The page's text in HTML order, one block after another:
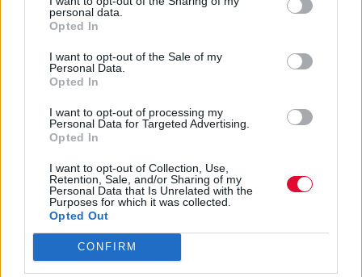
personal data.
Opted In
I want to opt-out of the Sale of my
Personal Data.
Opted In
I want to opt-out of processing my
Personal Data for Targeted Advertising.
Opted In
I want to opt-out of Collection, Use,
Retention, Sale, and/or Sharing of my
Personal Data that Is Unrelated with the
Purposes for which it was collected.
Opted Out
CONFIRM
Τι σημαίνει για τους χρήστες
που δίνουν προτεραιότητα στην
ιδιωτικότητα
μέσο επικοινωνίας, η αλλαγή αφορά κυρίως το
επίπεδοπροστασίας
απουσία end-to-end κρυπτογράφησης είναι ένας
παράγοντας που αξίζει να συνυπολογίσεις.
Χωρίς να αλλάξεις απαραίτητα τις συνήθειές σου
από τη μία μέρα στην άλλη, μπορεί να βοηθήσει να